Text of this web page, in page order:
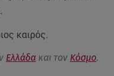
καιρός.
Ελλάδα και τον Κόσμο.